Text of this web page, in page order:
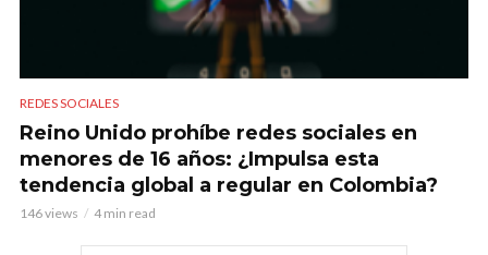
REDES SOCIALES
Reino Unido prohíbe redes sociales en
menores de 16 años: ¿Impulsa esta
tendencia global a regular en Colombia?
146 views 4 min read